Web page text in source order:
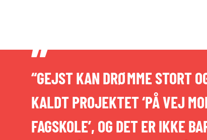
“GEJST KAN DRØMME STORT
KALDT PROJEKTET ‘PÅ VEJ
FAGSKOLE’, OG DET ER IKKE